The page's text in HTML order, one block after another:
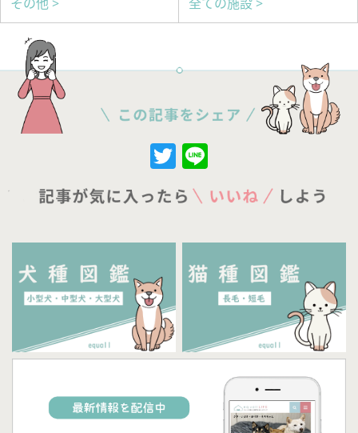
その他 > 全ての施設 >
Twitter